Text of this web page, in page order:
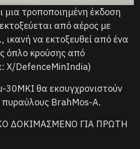
μια τροποποιημένη έκδοση
από αέρος με
ικανή να εκτοξευθεί από ένα
όπλο κρούσης από
X/DefenceMinIndia)
30MKI θα εκσυγχρονιστούν
BrahMos-A.
ΔΟΚΙΜΑΣΜΕΝΟ ΓΙΑ ΠΡΩΤΗ